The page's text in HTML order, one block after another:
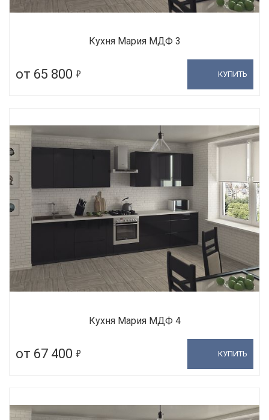
Кухня Мария МДФ 3
от 65 800 5 КУПИТЬ
Кухня Мария МДФ 4
от 67 400 5 КУПИТЬ